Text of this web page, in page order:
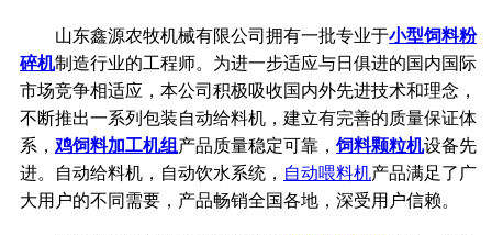
山东鑫源农牧机械有限公司拥有一批专业于小型饲料粉
碎机制造行业的工程师。为进一步适应与日俱进的国内国际
市场竞争相适应，本公司积极吸收国内外先进技术和理念，
不断推出一系列包装自动给料机，建立有完善的质量保证体
系， 鸡饲料加工机组产品质量稳定可靠，饲料颗粒机设备先
进。自动给料机，自动饮水系统， 自动喂料机产品满足了广
大用户的不同需要，产品畅销全国各地，深受用户信赖。